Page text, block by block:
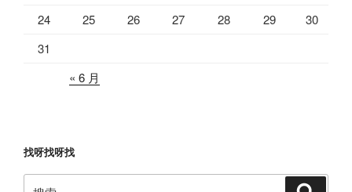
24
25 26 27 28 29
30
31
« 6 月
找呀找呀找